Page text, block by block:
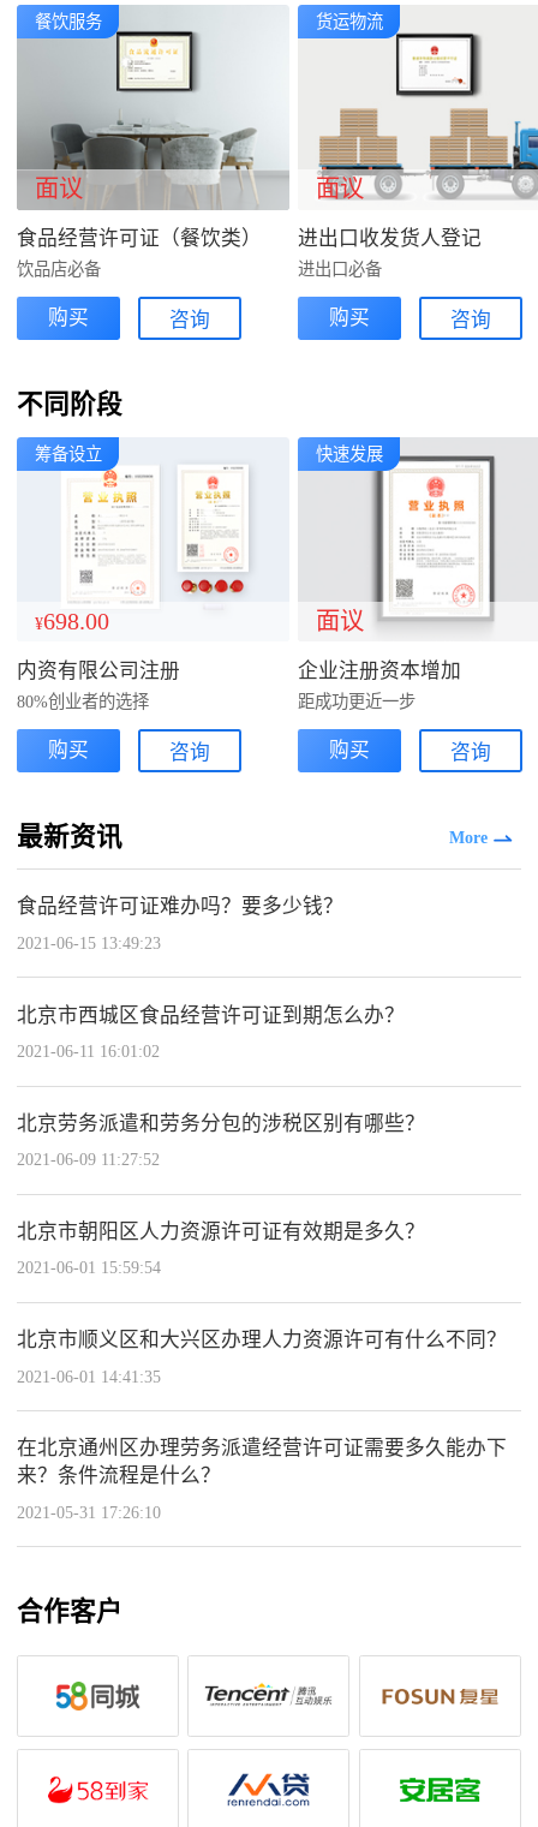
餐饮服务
面议
食品经营许可证（餐饮类）
饮品店必备
购买 咨询
货运物流
面议
进出口收发货人登记
进出口必备
购买 咨询
不同阶段
筹备设立
¥698.00
内资有限公司注册
80%创业者的选择
购买 咨询
快速发展
面议
企业注册资本增加
距成功更近一步
购买 咨询
最新资讯 More
食品经营许可证难办吗？要多少钱？
2021-06-15 13:49:23
北京市西城区食品经营许可证到期怎么办？
2021-06-11 16:01:02
北京劳务派遣和劳务分包的涉税区别有哪些？
2021-06-09 11:27:52
北京市朝阳区人力资源许可证有效期是多久？
2021-06-01 15:59:54
北京市顺义区和大兴区办理人力资源许可有什么不同？
2021-06-01 14:41:35
在北京通州区办理劳务派遣经营许可证需要多久能办下
来？条件流程是什么？
2021-05-31 17:26:10
合作客户